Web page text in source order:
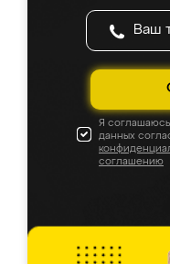
Я
данных
соглашению